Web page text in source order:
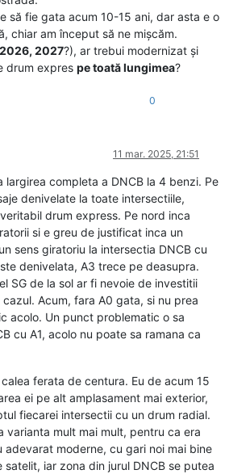
să fie gata acum 10-15 ani, dar asta e o
chiar am început să ne mișcăm.
2026, 2027?), ar trebui modernizat și
drum expres pe toată lungimea?
0
11 mar. 2025, 21:51
largirea completa a DNCB la 4 benzi. Pe
denivelate la toate intersectiile,
drum express. Pe nord inca
si e greu de justificat inca un
sens giratoriu la intersectia DNCB cu
denivelata, A3 trece pe deasupra.
SG de la sol ar fi nevoie de investitii
Acum, fara A0 gata, si nu prea
acolo. Un punct problematic o sa
cu A1, acolo nu poate sa ramana ca
ferata de centura. Eu de acum 15
ei pe alt amplasament mai exterior,
fiecarei intersectii cu un drum radial.
varianta mult mai mult, pentru ca era
adevarat moderne, cu gari noi mai bine
iar zona din jurul DNCB se putea